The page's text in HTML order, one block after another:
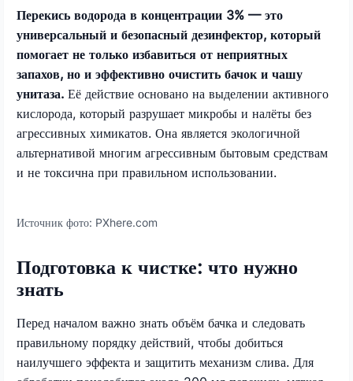
Перекись водорода в концентрации 3% — это
универсальный и безопасный дезинфектор, который
помогает не только избавиться от неприятных
запахов, но и эффективно очистить бачок и чашу
унитаза. Её действие основано на выделении активного
кислорода, который разрушает микробы и налёты без
агрессивных химикатов. Она является экологичной
альтернативой многим агрессивным бытовым средствам
и не токсична при правильном использовании.
Источник фото: PXhere.com
Подготовка к чистке: что нужно
знать
Перед началом важно знать объём бачка и следовать
правильному порядку действий, чтобы добиться
наилучшего эффекта и защитить механизм слива. Для